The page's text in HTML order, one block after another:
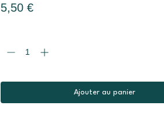
5,50 €Prix
Ajouter au panier